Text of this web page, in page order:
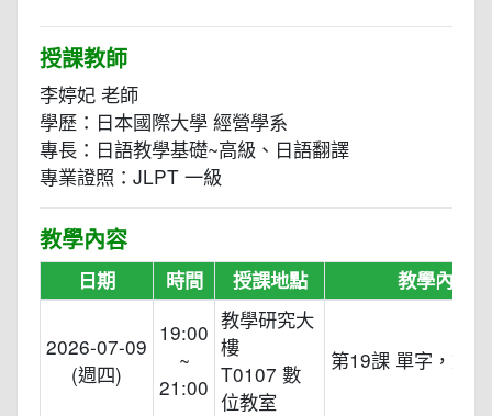
授課教師
李婷妃 老師
學歷：日本國際大學 經營學系
專長：日語教學基礎~高級、日語翻譯
專業證照：JLPT 一級
教學內容
日期 時間 授課地點 教學內容
2026-07-09
(週四)
19:00
~
21:00
教學研究大
樓
T0107 數
位教室
第19課 單字，文